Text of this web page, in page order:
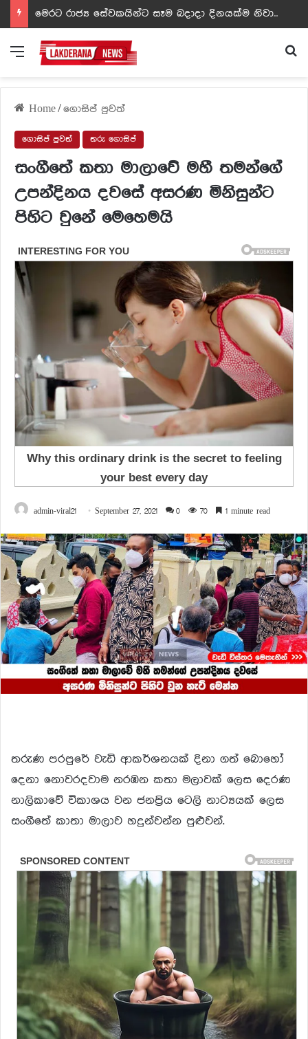
ඩඩ්ලිට දෙවෙනි නොවූ රත්න සහල් අධිපති..- PHOTOS
Menu
Home/ගොසිප් පුවත්
ගොසිප් පුවත් තරු ගොසිප්
සංගීතේ කතා මාලාවේ මහී තමන්ගේ
උපන්දිනය දවසේ අසරණ මිනිසුන්ට
පිහිට වුනේ මෙහෙමයි
admin-viral21 September 27, 2021 0 70 1 minute read
තරුණ පරපුරේ වැඩි ආකර්ශනයක් දිනා ගත් බොහෝ
දෙනා නොවරදවාම නරඹන කතා මලාවක් ලෙස දෙරණ
නාලිකාවේ විකාශය වන ජනප්‍රිය ටෙලි නාට්‍යයක් ලෙස
සංගීතේ කාතා මාලාව හදුන්වන්න පුළුවන්.